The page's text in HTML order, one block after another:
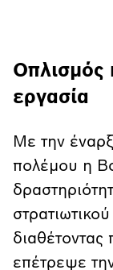
Οπλισμός
εργασία
Με την
πολέμου η
επέτρεψε